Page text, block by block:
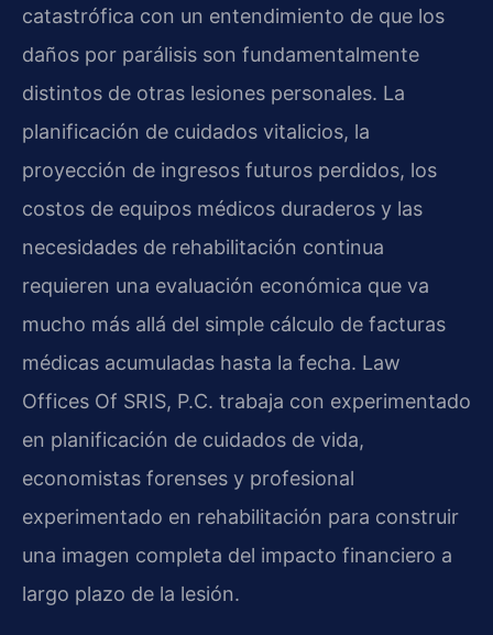
catastrófica con un entendimiento de que los
daños por parálisis son fundamentalmente
distintos de otras lesiones personales. La
planificación de cuidados vitalicios, la
proyección de ingresos futuros perdidos, los
costos de equipos médicos duraderos y las
necesidades de rehabilitación continua
requieren una evaluación económica que va
mucho más allá del simple cálculo de facturas
médicas acumuladas hasta la fecha. Law
Offices Of SRIS, P.C. trabaja con experimentado
en planificación de cuidados de vida,
economistas forenses y profesional
experimentado en rehabilitación para construir
una imagen completa del impacto financiero a
largo plazo de la lesión.